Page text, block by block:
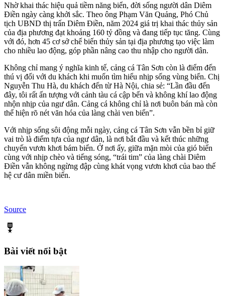
Nhờ khai thác hiệu quả tiềm năng biển, đời sống người dân Diêm
Điền ngày càng khởi sắc. Theo ông Phạm Văn Quảng, Phó Chủ
tịch UBND thị trấn Diêm Điền, năm 2024 giá trị khai thác thủy sản
của địa phương đạt khoảng 160 tỷ đồng và đang tiếp tục tăng. Cùng
với đó, hơn 45 cơ sở chế biến thủy sản tại địa phương tạo việc làm
cho nhiều lao động, góp phần nâng cao thu nhập cho người dân.
Không chỉ mang ý nghĩa kinh tế, cảng cá Tân Sơn còn là điểm đến
thú vị đối với du khách khi muốn tìm hiểu nhịp sống vùng biển. Chị
Nguyễn Thu Hà, du khách đến từ Hà Nội, chia sẻ: “Lần đầu đến
đây, tôi rất ấn tượng với cảnh tàu cá cập bến và không khí lao động
nhộn nhịp của ngư dân. Cảng cá không chỉ là nơi buôn bán mà còn
thể hiện rõ nét văn hóa của làng chài ven biển”.
Với nhịp sống sôi động mỗi ngày, cảng cá Tân Sơn vẫn bền bỉ giữ
vai trò là điểm tựa của ngư dân, là nơi bắt đầu và kết thúc những
chuyến vươn khơi bám biển. Ở nơi ấy, giữa mặn mòi của gió biển
cùng với nhịp chèo và tiếng sóng, “trái tim” của làng chài Diêm
Điền vẫn không ngừng đập cùng khát vọng vươn khơi của bao thế
hệ cư dân miền biển.
Source
military_tech
Bài viết nổi bật